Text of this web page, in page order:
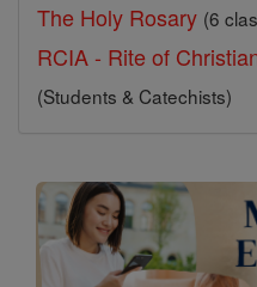
The Holy Rosary (6
RCIA - Rite of
(Students & Catechists)